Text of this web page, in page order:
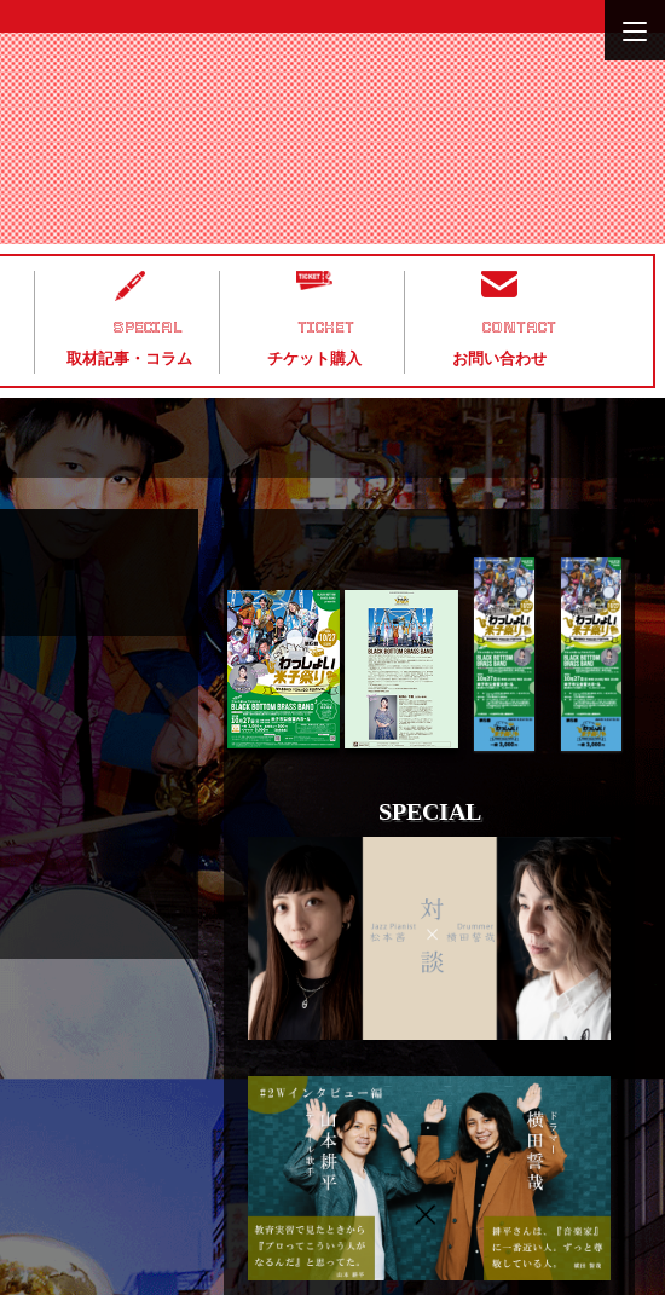
SPECIAL
取材記事・コラム
TICKET
チケット購入
CONTACT
お問い合わせ
SPECIAL